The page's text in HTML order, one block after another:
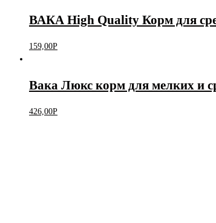
ВАКА High Quality Корм для
159,00Р
Вака Люкс корм для мелких и
426,00Р